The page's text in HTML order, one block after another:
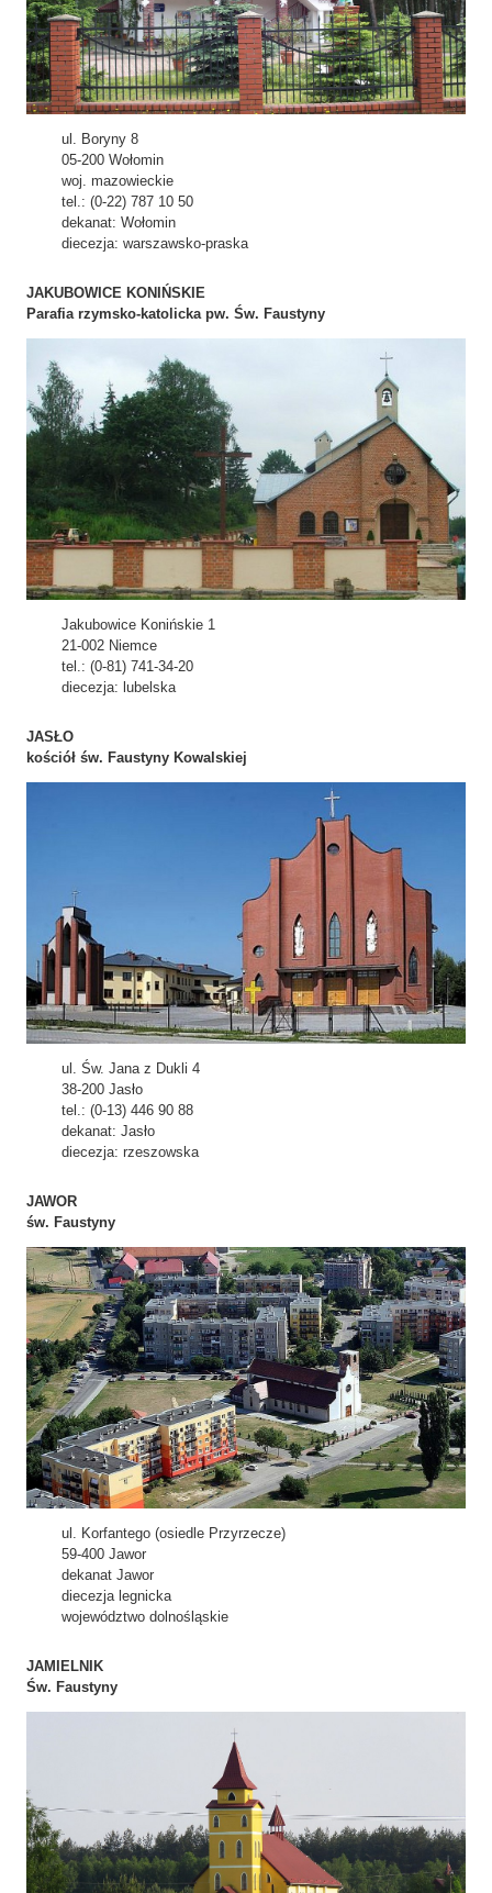
ul. Boryny 8
05-200 Wołomin
woj. mazowieckie
tel.: (0-22) 787 10 50
dekanat: Wołomin
diecezja: warszawsko-praska
JAKUBOWICE KONIŃSKIE
Parafia rzymsko-katolicka pw. Św. Faustyny
Jakubowice Konińskie 1
21-002 Niemce
tel.: (0-81) 741-34-20
diecezja: lubelska
JASŁO
kościół św. Faustyny Kowalskiej
ul. Św. Jana z Dukli 4
38-200 Jasło
tel.: (0-13) 446 90 88
dekanat: Jasło
diecezja: rzeszowska
JAWOR
św. Faustyny
ul. Korfantego (osiedle Przyrzecze)
59-400 Jawor
dekanat Jawor
diecezja legnicka
województwo dolnośląskie
JAMIELNIK
Św. Faustyny